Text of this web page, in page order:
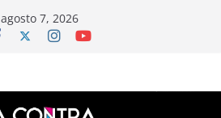
agosto 7, 2026